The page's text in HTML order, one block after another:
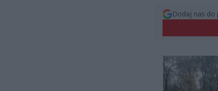
Dodaj nas do